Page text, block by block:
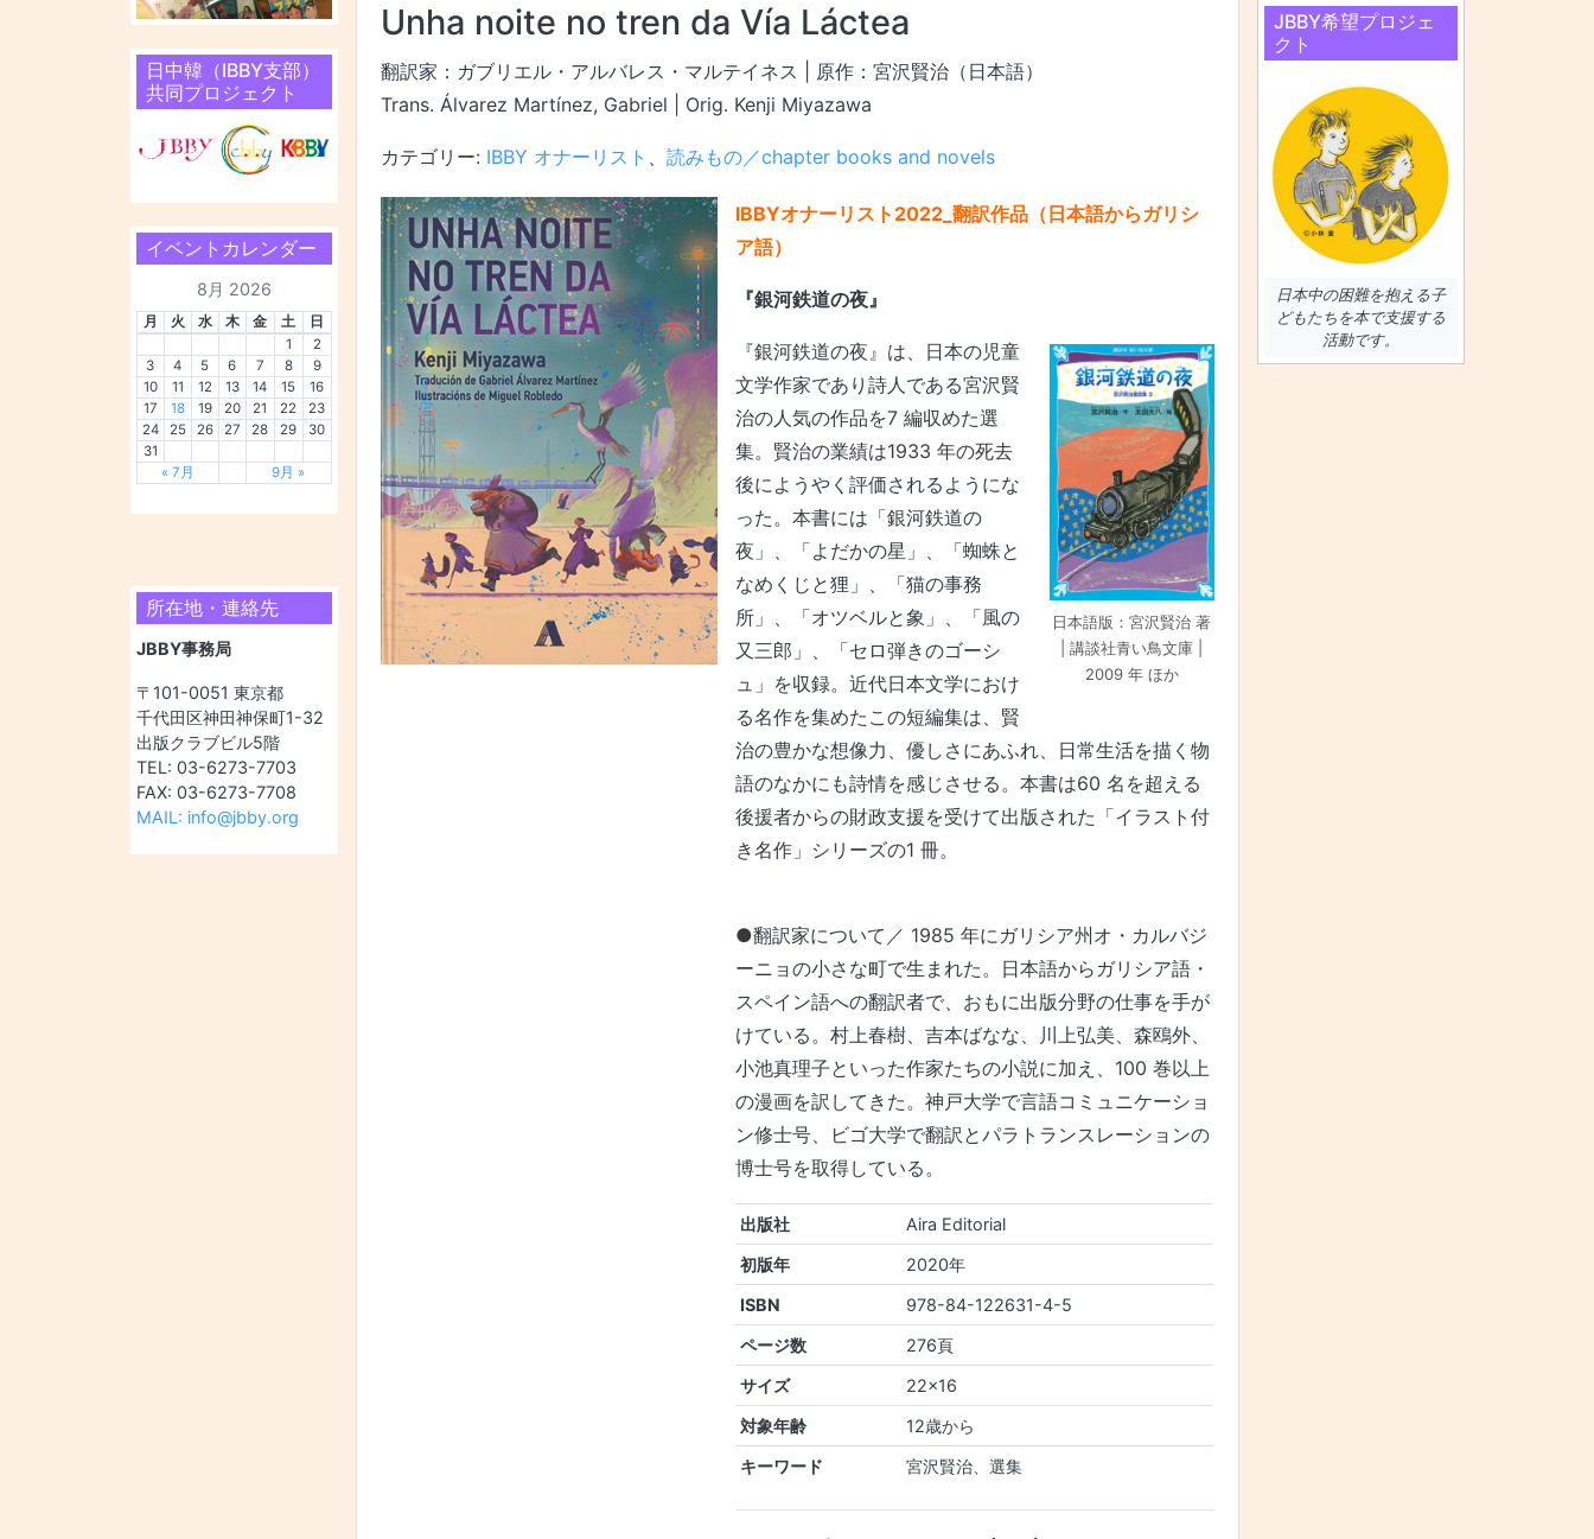
日中韓（IBBY支部）
共同プロジェクト
イベントカレンダー
8月 2026
月 火 水 木 金 土
日
1
2
3
4 5 6 7 8
9
10
11 12 13 14 15
16
17
18 19 20 21 22
23
24
25 26 27 28 29
30
31
« 7月
9月 »
所在地・連絡先
JBBY事務局
〒101-0051 東京都
千代田区神田神保町1-32
出版クラブビル5階
TEL: 03-6273-7703
FAX: 03-6273-7708
MAIL: info@jbby.org
Unha noite no tren da Vía Láctea
翻訳家：ガブリエル・アルバレス・マルテイネス | 原作：宮沢賢治（日本語）
Trans. Álvarez Martínez, Gabriel | Orig. Kenji Miyazawa
カテゴリー: IBBY オナーリスト 、 読みもの／chapter books and novels
IBBYオナーリスト2022_翻訳作品（日本語からガリシ
ア語）
『銀河鉄道の夜』
日本語版：宮沢賢治 著
| 講談社青い鳥文庫 |
2009 年 ほか
『銀河鉄道の夜』は、日本の児童
文学作家であり詩人である宮沢賢
治の人気の作品を7 編収めた選
集。賢治の業績は1933 年の死去
後にようやく評価されるようにな
った。本書には「銀河鉄道の
夜」、「よだかの星」、「蜘蛛と
なめくじと狸」、「猫の事務
所」、「オツベルと象」、「風の
又三郎」、「セロ弾きのゴーシ
ュ」を収録。近代日本文学におけ
る名作を集めたこの短編集は、賢
治の豊かな想像力、優しさにあふれ、日常生活を描く物
語のなかにも詩情を感じさせる。本書は60 名を超える
後援者からの財政支援を受けて出版された「イラスト付
き名作」シリーズの1 冊。
●翻訳家について／ 1985 年にガリシア州オ・カルバジ
ーニョの小さな町で生まれた。日本語からガリシア語・
スペイン語への翻訳者で、おもに出版分野の仕事を手が
けている。村上春樹、吉本ばなな、川上弘美、森鴎外、
小池真理子といった作家たちの小説に加え、100 巻以上
の漫画を訳してきた。神戸大学で言語コミュニケーショ
ン修士号、ビゴ大学で翻訳とパラトランスレーションの
博士号を取得している。
出版社
Aira Editorial
初版年
2020年
ISBN
978-84-122631-4-5
ページ数
276頁
サイズ
22x16
対象年齢
12歳から
キーワード
宮沢賢治、選集
JBBY希望プロジェ
クト
日本中の困難を抱える子
どもたちを本で支援する
活動です。